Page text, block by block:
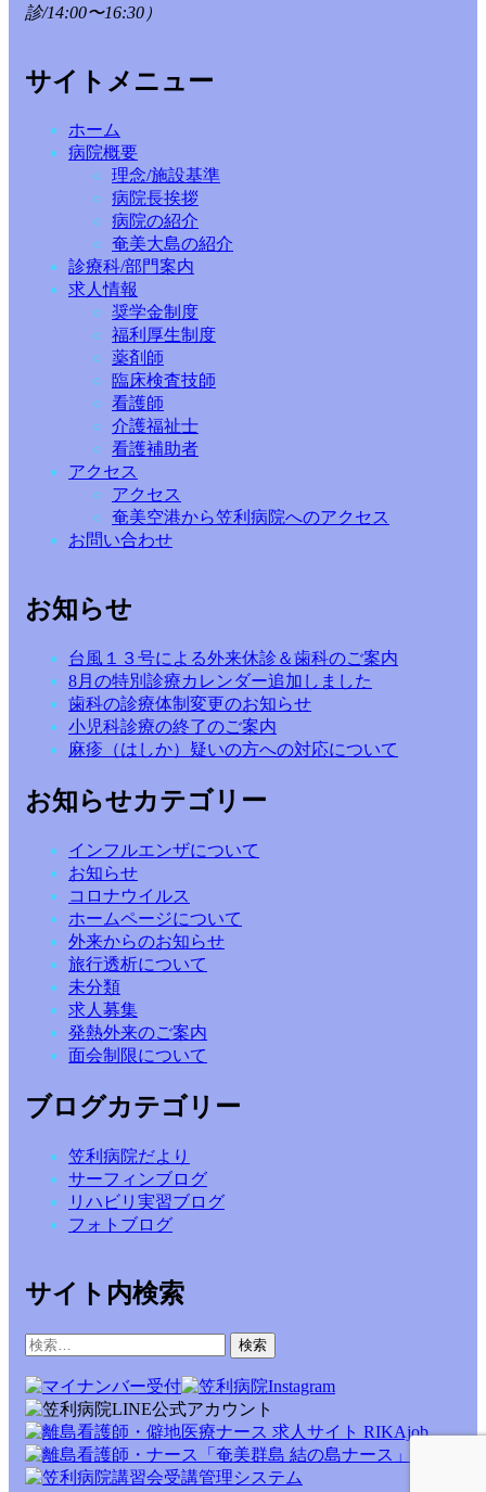
診/14:00〜16:30）
サイトメニュー
ホーム
病院概要
理念/施設基準
病院長挨拶
病院の紹介
奄美大島の紹介
診療科/部門案内
求人情報
奨学金制度
福利厚生制度
薬剤師
臨床検査技師
看護師
介護福祉士
看護補助者
アクセス
アクセス
奄美空港から笠利病院へのアクセス
お問い合わせ
お知らせ
台風１３号による外来休診＆歯科のご案内
8月の特別診療カレンダー追加しました
歯科の診療体制変更のお知らせ
小児科診療の終了のご案内
麻疹（はしか）疑いの方への対応について
お知らせカテゴリー
インフルエンザについて
お知らせ
コロナウイルス
ホームページについて
外来からのお知らせ
旅行透析について
未分類
求人募集
発熱外来のご案内
面会制限について
ブログカテゴリー
笠利病院だより
サーフィンブログ
リハビリ実習ブログ
フォトブログ
サイト内検索
検